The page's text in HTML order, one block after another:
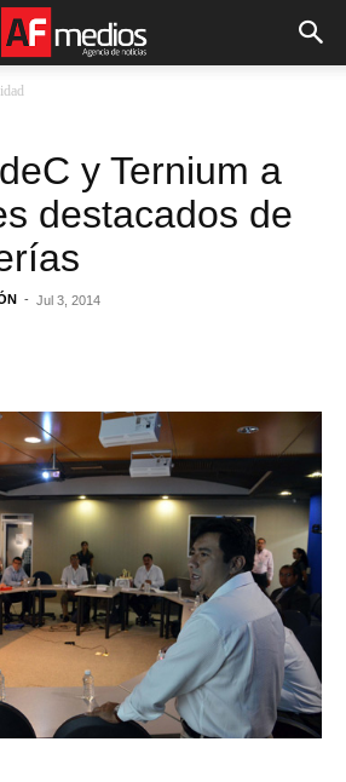
y Ternium a
destacados de
- Jul 3, 2014